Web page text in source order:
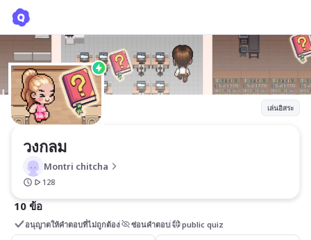
เล่นอิสระ
วงกลม
Montri chitcha
128
10 ข้อ
อนุญาตให้คำตอบที่ไม่ถูกต้อง ซ่อนคำตอบ public quiz